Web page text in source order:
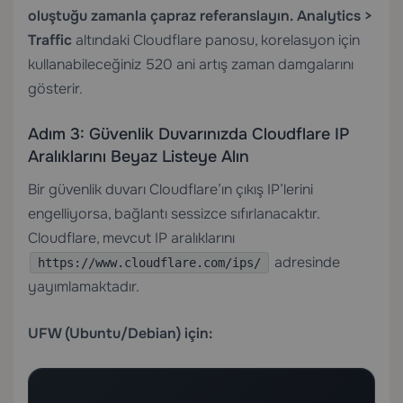
oluştuğu zamanla çapraz referanslayın.Analytics >
Traffic altındaki Cloudflare panosu, korelasyon için
kullanabileceğiniz 520 ani artış zaman damgalarını
gösterir.
Adım 3: Güvenlik Duvarınızda Cloudflare IP
Aralıklarını Beyaz Listeye Alın
Bir güvenlik duvarı Cloudflare’ın çıkış IP’lerini
engelliyorsa, bağlantı sessizce sıfırlanacaktır.
Cloudflare, mevcut IP aralıklarını
https://www.cloudflare.com/ips/
adresinde
yayımlamaktadır.
UFW (Ubuntu/Debian) için: